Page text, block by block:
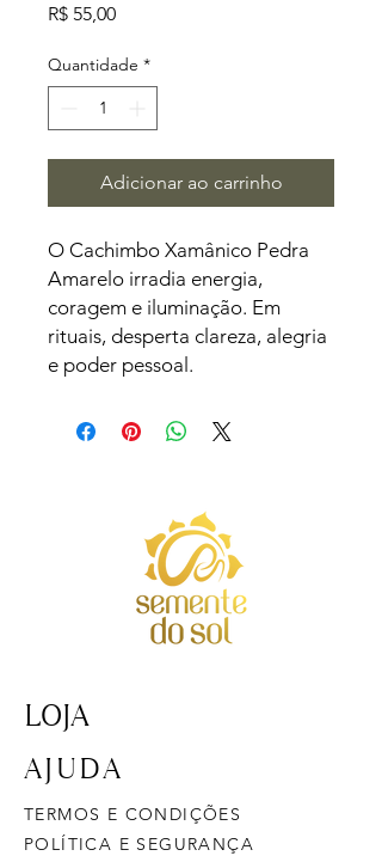
R$ 55,00Preço
Quantidade *
Adicionar ao carrinho
O Cachimbo Xamânico Pedra
Amarelo irradia energia,
coragem e iluminação. Em
rituais, desperta clareza, alegria
e poder pessoal.
LOJA
AJUDA
TERMOS E CONDIÇÕES
POLÍTICA E SEGURANÇA